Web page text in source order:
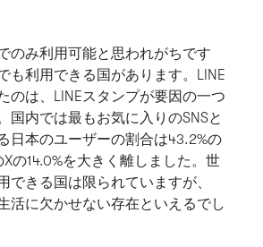
のみ利用可能と思われがちです
も利用できる国があります。LINE
のは、LINEスタンプが要因の一つ
国内では最もお気に入りのSNSと
日本のユーザーの割合は43.2%の
Xの14.0%を大きく離しました。世
できる国は限られていますが、
活に欠かせない存在といえるでし